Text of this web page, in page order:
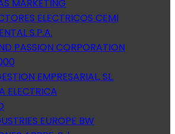
MARKETING
ELECTRICOS CEMI
S.P.A.
PASSION CORPORATION
EMPRESARIAL, SL.
ELECTRICA
EUROPE BW